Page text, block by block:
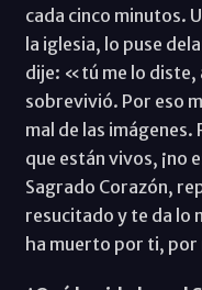
cada cinco minutos.
la iglesia, lo puse
dije: «tú me lo diste,
sobrevivió. Por eso
mal de las imágenes.
que están vivos, ¡no
Sagrado Corazón,
resucitado y te da lo
ha muerto por ti, por